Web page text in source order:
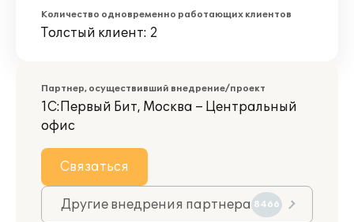
Количество одновременно работающих клиентов
Толстый клиент: 2
Партнер, осуществивший внедрение/проект
1С:Первый Бит, Москва – Центральный
офис
Связаться
Другие внедрения партнера 8466